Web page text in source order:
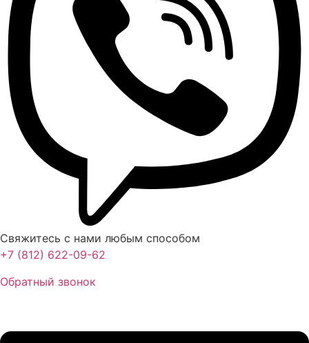
Свяжитесь с нами любым способом
+7 (812) 622-09-62
Обратный звонок